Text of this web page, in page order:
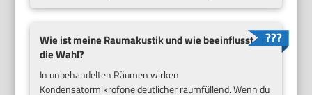
Wie ist meine Raumakustik und wie beeinflusst sie
die Wahl?
In unbehandelten Räumen wirken
Kondensatormikrofone deutlicher raumfüllend. Wenn du